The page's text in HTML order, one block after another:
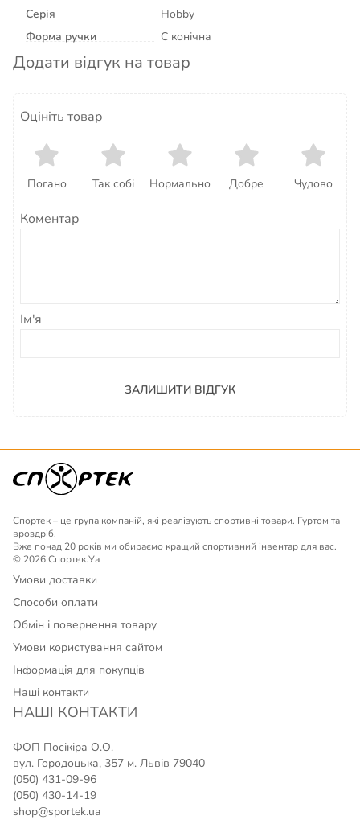
Серія
Hobby
Форма ручки
C конічна
Додати відгук на товар
Оцініть товар
Погано Так собі Нормально Добре Чудово
Коментар
Ім'я
ЗАЛИШИТИ ВІДГУК
Спортек – це група компаній, які реалізують спортивні товари. Гуртом та
вроздріб.
Вже понад 20 років ми обираємо кращий спортивний інвентар для вас.
© 2026 Спортек.Уа
Умови доставки
Способи оплати
Обмін і повернення товару
Умови користування сайтом
Інформація для покупців
Наші контакти
НАШІ КОНТАКТИ
ФОП Посікіра О.О.
вул. Городоцька, 357 м. Львів 79040
(050) 431-09-96
(050) 430-14-19
shop@sportek.ua